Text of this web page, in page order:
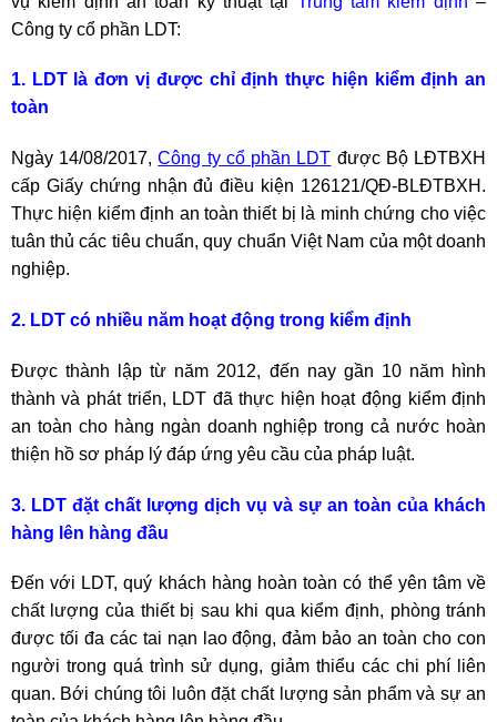
Công ty cổ phần LDT:
1. LDT là đơn vị được chỉ định thực hiện kiểm định an
toàn
Ngày 14/08/2017,Công ty cổ phần LDT được Bộ LĐTBXH
cấp Giấy chứng nhận đủ điều kiện 126121/QĐ-BLĐTBXH.
Thực hiện kiểm định an toàn thiết bị là minh chứng cho việc
tuân thủ các tiêu chuẩn, quy chuẩn Việt Nam của một doanh
nghiệp.
2. LDT có nhiều năm hoạt động trong kiểm định
Được thành lập từ năm 2012, đến nay gần 10 năm hình
thành và phát triển, LDT đã thực hiện hoạt động kiểm định
an toàn cho hàng ngàn doanh nghiệp trong cả nước hoàn
thiện hồ sơ pháp lý đáp ứng yêu cầu của pháp luật.
3. LDT đặt chất lượng dịch vụ và sự an toàn của khách
hàng lên hàng đầu
Đến với LDT, quý khách hàng hoàn toàn có thể yên tâm về
chất lượng của thiết bị sau khi qua kiểm định, phòng tránh
được tối đa các tai nạn lao động, đảm bảo an toàn cho con
người trong quá trình sử dụng, giảm thiểu các chi phí liên
quan. Bới chúng tôi luôn đặt chất lượng sản phẩm và sự an